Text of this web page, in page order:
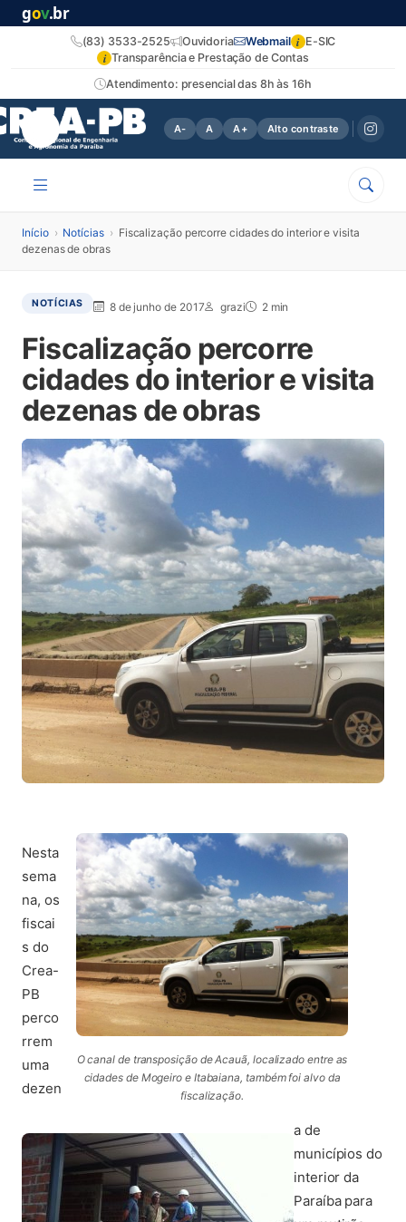
gov.br
Atendimento: presencial das 8h às 16h
(83) 3533-2525 Ouvidoria Webmail i E-SIC
i Transparência e Prestação de Contas
A- A A+ Alto contraste
Início › Notícias › Fiscalização percorre cidades do interior e visita
dezenas de obras
NOTÍCIAS 8 de junho de 2017 grazi 2 min
Fiscalização percorre
cidades do interior e visita
dezenas de obras
O canal de transposição de Acauã, localizado entre as
cidades de Mogeiro e Itabaiana, também foi alvo da
fiscalização.
Nesta
sema
na, os
fiscai
s do
Crea-
PB
perco
rrem
uma
dezen
a de
municípios do
interior da
Paraíba para